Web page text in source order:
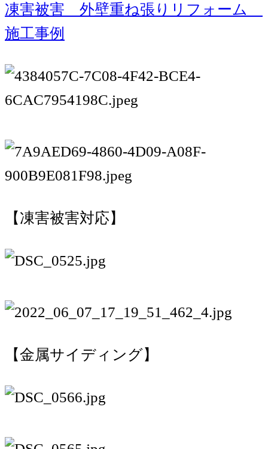
凍害被害 外壁重ね張りリフォーム
施工事例
【凍害被害対応】
【金属サイディング】